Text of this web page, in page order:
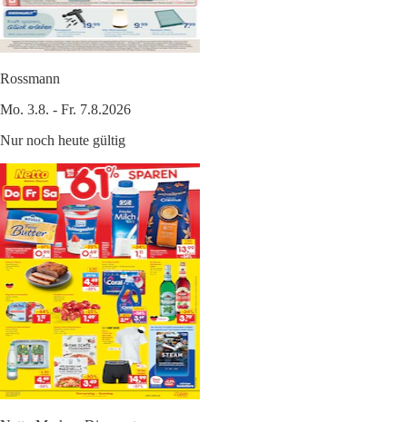
Rossmann
Mo. 3.8. - Fr. 7.8.2026
Nur noch heute gültig